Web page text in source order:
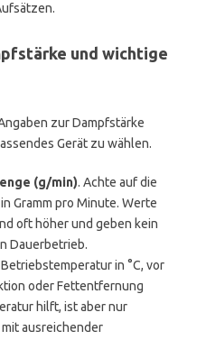
und wichtige
zur Dampfstärke
Gerät zu wählen.
(g/min). Achte auf die
Gramm pro Minute. Werte
oft höher und geben kein
Dauerbetrieb.
in °C, vor
oder Fettentfernung
hilft, ist aber nur
ausreichender